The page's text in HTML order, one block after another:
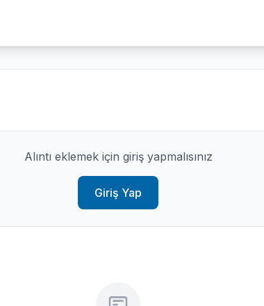
Alıntı eklemek için giriş yapmalısınız
Giriş Yap